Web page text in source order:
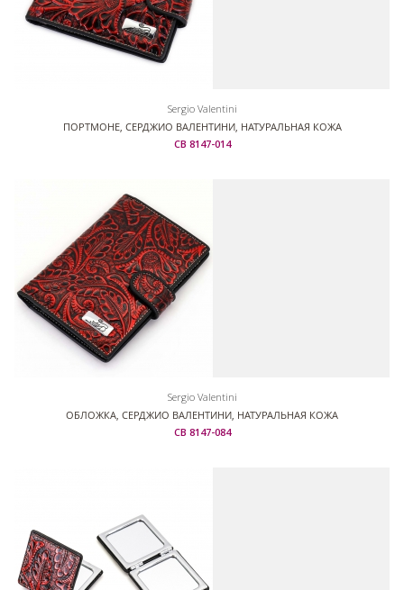
Sergio Valentini
ПОРТМОНЕ, СЕРДЖИО ВАЛЕНТИНИ, НАТУРАЛЬНАЯ КОЖА
СВ 8147-014
Sergio Valentini
ОБЛОЖКА, СЕРДЖИО ВАЛЕНТИНИ, НАТУРАЛЬНАЯ КОЖА
СВ 8147-084